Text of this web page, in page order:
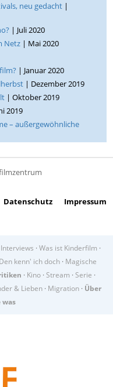
neu gedacht |
| Juli 2020
Netz | Mai 2020
| Januar 2020
| Dezember 2019
| Oktober 2019
2019
– außergewöhnliche
Datenschutz Impressum
Interviews · Was ist Kinderfilm ·
Den kenn' ich doch· Magische
· Kino · Stream · Serie ·
& Lieben · Migration · Über
was